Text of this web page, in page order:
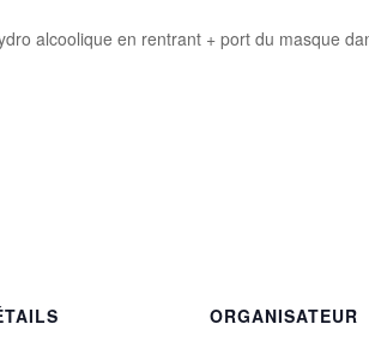
alcoolique en rentrant + port du masque
ORGANISATEUR